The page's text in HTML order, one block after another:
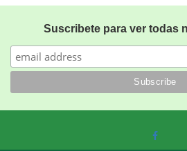
Suscribete para ver todas